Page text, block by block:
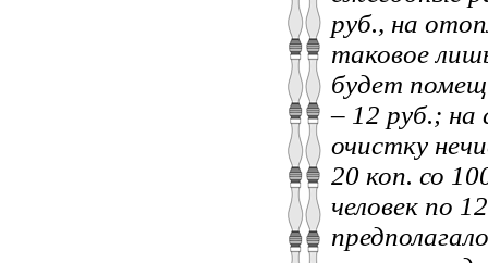
руб., на
таковое
будет
– 12 руб.; на
очистку
20 коп. со
человек по